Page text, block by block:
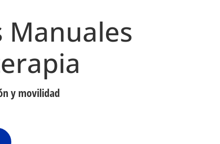
Manuales
y movilidad